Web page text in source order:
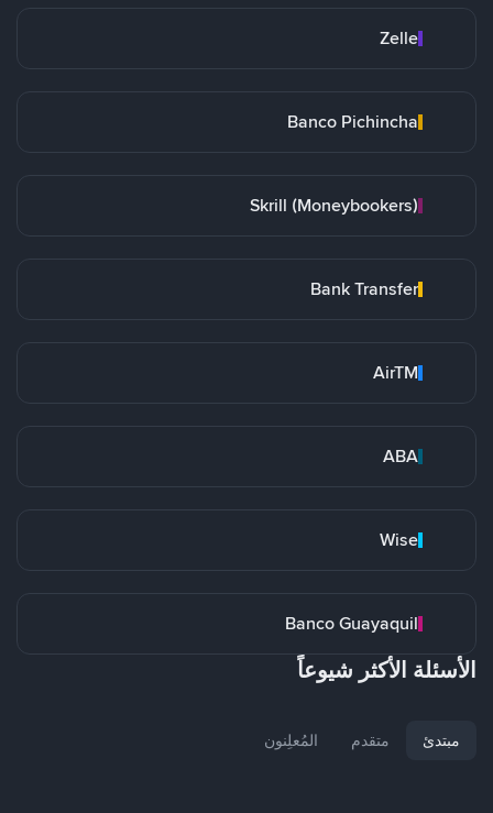
Zelle
Banco Pichincha
Skrill (Moneybookers)
Bank Transfer
AirTM
ABA
Wise
Banco Guayaquil
الأسئلة الأكثر شيوعاً
مبتدئ متقدم المُعلِنون